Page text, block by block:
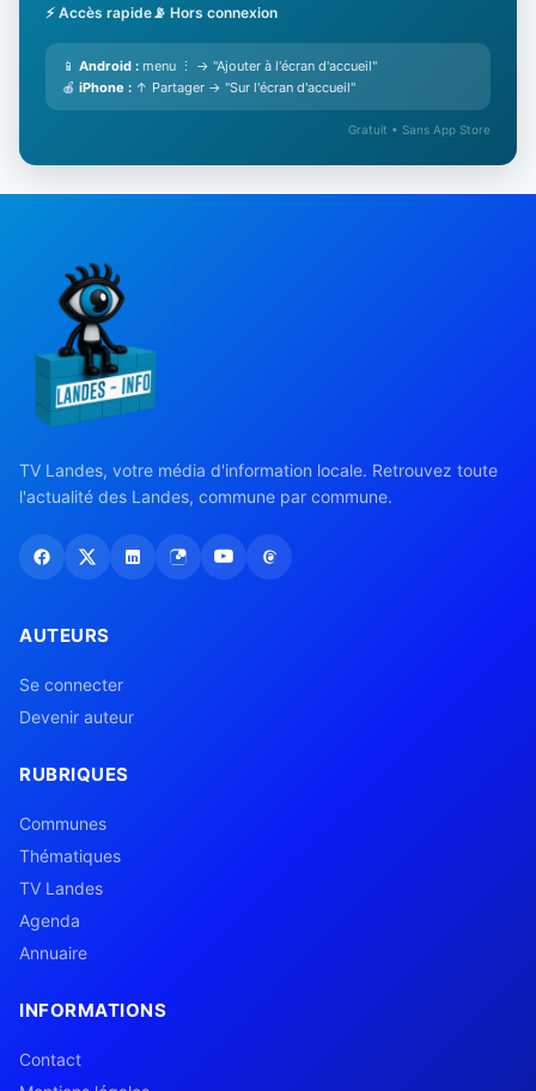
⚡ Accès rapide📡 Hors connexion
📱 Android : menu ⋮ → "Ajouter à l'écran d'accueil"
🍎 iPhone : ↑ Partager → "Sur l'écran d'accueil"
Gratuit • Sans App Store
TV Landes, votre média d'information locale. Retrouvez toute
l'actualité des Landes, commune par commune.
AUTEURS
Se connecter
Devenir auteur
RUBRIQUES
Communes
Thématiques
TV Landes
Agenda
Annuaire
INFORMATIONS
Contact